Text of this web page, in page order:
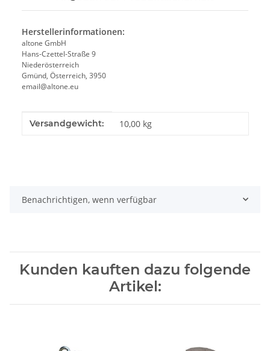
Herstellerinformationen:
altone GmbH
Hans-Czettel-Straße 9
Niederösterreich
Gmünd, Österreich, 3950
email@altone.eu
Produkteigenschaft
Wert
Versandgewicht: 10,00 kg
Benachrichtigen, wenn verfügbar
Kunden kauften dazu folgende
Artikel: